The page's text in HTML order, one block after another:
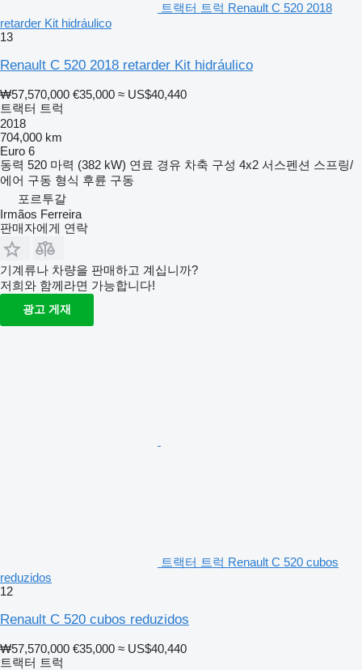
트랙터 트럭 Renault C 520 2018
retarder Kit hidráulico
13
Renault C 520 2018 retarder Kit hidráulico
₩57,570,000 €35,000 ≈ US$40,440
트랙터 트럭
2018
704,000 km
Euro 6
동력 520 마력 (382 kW) 연료 경유 차축 구성 4x2 서스펜션 스프링/
에어 구동 형식 후륜 구동
포르투갈
Irmãos Ferreira
판매자에게 연락
기계류나 차량을 판매하고 계십니까?
저희와 함께라면 가능합니다!
광고 게재
트랙터 트럭 Renault C 520 cubos
reduzidos
12
Renault C 520 cubos reduzidos
₩57,570,000 €35,000 ≈ US$40,440
트랙터 트럭